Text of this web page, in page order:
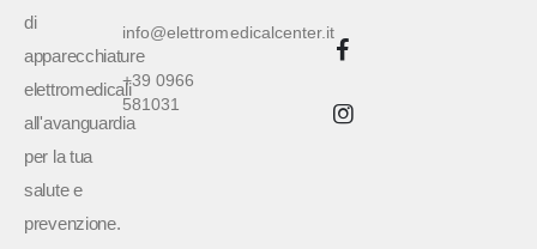
di
apparecchiature
elettromedicali
all'avanguardia
per la tua
salute e
prevenzione.
info@elettromedicalcenter.it
+39 0966
581031